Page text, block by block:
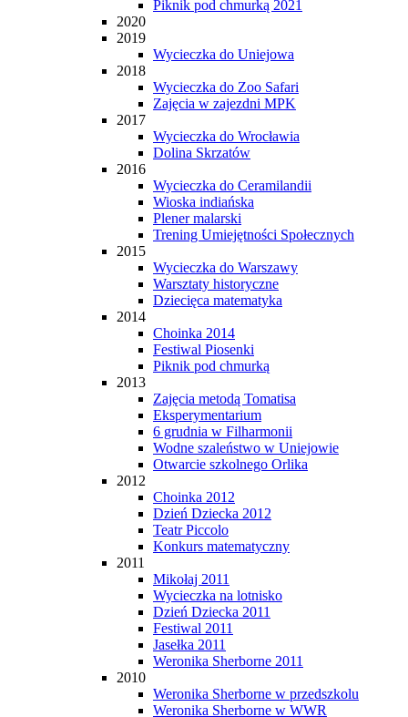
Piknik pod chmurką 2021
2020
2019
Wycieczka do Uniejowa
2018
Wycieczka do Zoo Safari
Zajęcia w zajezdni MPK
2017
Wycieczka do Wrocławia
Dolina Skrzatów
2016
Wycieczka do Ceramilandii
Wioska indiańska
Plener malarski
Trening Umiejętności Społecznych
2015
Wycieczka do Warszawy
Warsztaty historyczne
Dziecięca matematyka
2014
Choinka 2014
Festiwal Piosenki
Piknik pod chmurką
2013
Zajęcia metodą Tomatisa
Eksperymentarium
6 grudnia w Filharmonii
Wodne szaleństwo w Uniejowie
Otwarcie szkolnego Orlika
2012
Choinka 2012
Dzień Dziecka 2012
Teatr Piccolo
Konkurs matematyczny
2011
Mikołaj 2011
Wycieczka na lotnisko
Dzień Dziecka 2011
Festiwal 2011
Jasełka 2011
Weronika Sherborne 2011
2010
Weronika Sherborne w przedszkolu
Weronika Sherborne w WWR